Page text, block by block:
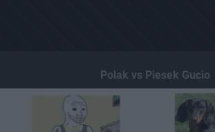
Polak vs Piesek Gucio